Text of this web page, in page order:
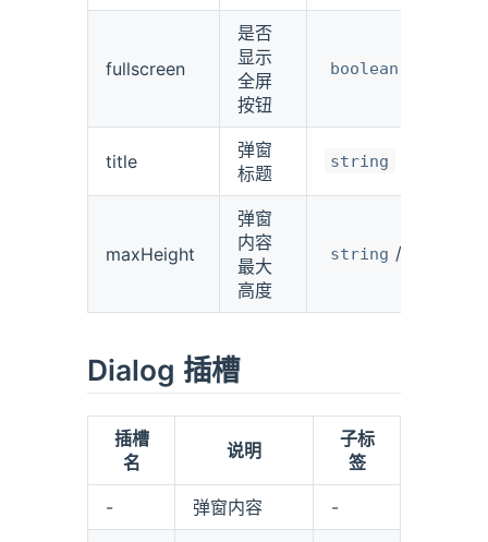
fullscreen
是否
显示
全屏
按钮
boolean
title
弹窗
标题
string
maxHeight
弹窗
内容
最大
高度
string /
Dialog 插槽
插槽
名
说明
子标
签
- 弹窗内容 -